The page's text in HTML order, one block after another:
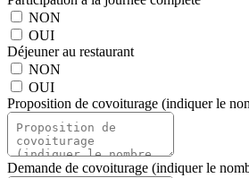
NON
OUI
Déjeuner au restaurant
NON
OUI
Proposition de covoiturage (indiquer le
Demande de covoiturage (indiquer le